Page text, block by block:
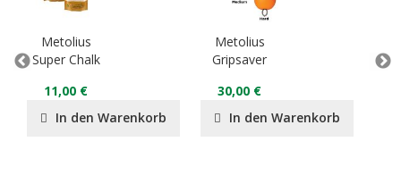
Metolius
Super Chalk
11,00 €
In den Warenkorb
Metolius
Gripsaver
30,00 €
In den Warenkorb